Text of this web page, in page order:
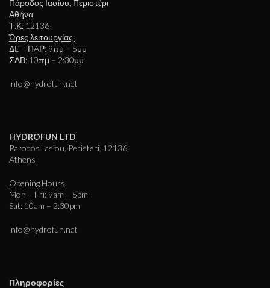
Πάροδος Ιασίου, Περιστέρι
Αθήνα
Τ.Κ: 12136
Ώρες λειτουργίας:
ΔE – ΠAΡ: 9πμ – 5μμ
ΣΑΒ: 10πμ – 2:30μμ
info@hydrofun.net
HYDROFUN LTD
Parodos Iasiou, Peristeri, 12136,
Athens
Opening Hours
Mon – Fri: 9am – 5pm
Sat: 10am – 2:30pm
info@hydrofun.net
Πληροφορίες